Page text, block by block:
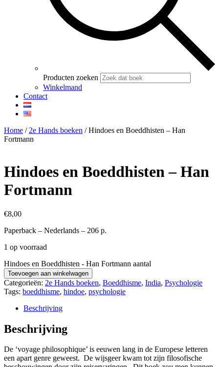
Producten zoeken
Winkelmand
Contact
Home / 2e Hands boeken / Hindoes en Boeddhisten – Han
Fortmann
Hindoes en Boeddhisten – Han
Fortmann
€8,00
Paperback – Nederlands – 206 p.
1 op voorraad
Hindoes en Boeddhisten - Han Fortmann aantal
Toevoegen aan winkelwagen
Categorieën: 2e Hands boeken, Boeddhisme, India, Psychologie
Tags: boeddhisme, hindoe, psychologie
Beschrijving
Beschrijving
De ‘voyage philosophique’ is eeuwen lang in de Europese letteren
een apart genre geweest. De wijsgeer kwam tot zijn filosofische